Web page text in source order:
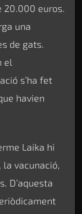
20.000 euros.
una
de gats.
el
s’ha fet
havien
Laika hi
vacunació,
D’aquesta